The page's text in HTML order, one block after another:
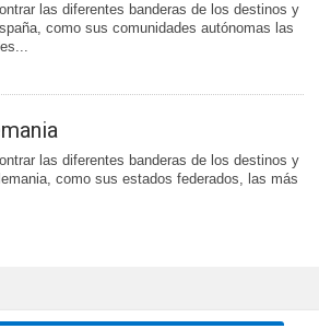
las diferentes banderas de los destinos y
como sus comunidades autónomas las
las diferentes banderas de los destinos y
como sus estados federados, las más